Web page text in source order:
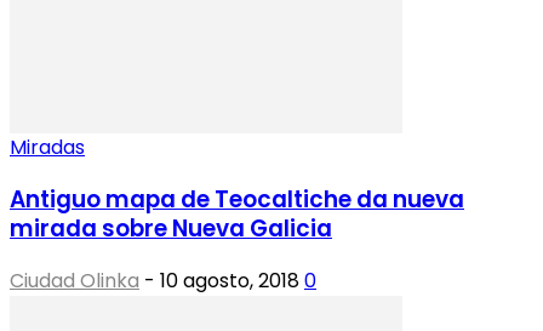
Miradas
Antiguo mapa de Teocaltiche da nueva
mirada sobre Nueva Galicia
Ciudad Olinka - 10 agosto, 20180